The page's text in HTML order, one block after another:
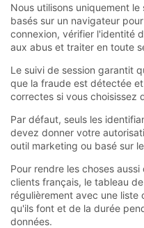
Nous utilisons uniquement
basés sur un navigateur
connexion, vérifier l'identité
aux abus et traiter en toute
Le suivi de session garantit
que la fraude est détectée
correctes si vous choisissez
Par défaut, seuls les
devez donner votre
outil marketing ou basé sur
Pour rendre les choses
clients français, le tableau
régulièrement avec une liste
qu'ils font et de la durée
données.